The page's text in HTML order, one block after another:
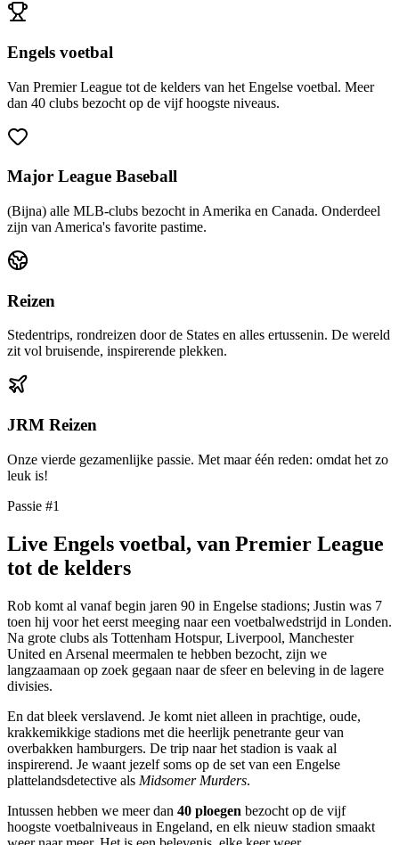
Engels voetbal
Van Premier League tot de kelders van het Engelse voetbal. Meer
dan 40 clubs bezocht op de vijf hoogste niveaus.
Major League Baseball
(Bijna) alle MLB-clubs bezocht in Amerika en Canada. Onderdeel
zijn van America's favorite pastime.
Reizen
Stedentrips, rondreizen door de States en alles ertussenin. De wereld
zit vol bruisende, inspirerende plekken.
JRM Reizen
Onze vierde gezamenlijke passie. Met maar één reden: omdat het zo
leuk is!
Passie #1
Live Engels voetbal, van Premier League
tot de kelders
Rob komt al vanaf begin jaren 90 in Engelse stadions; Justin was 7
toen hij voor het eerst meeging naar een voetbalwedstrijd in Londen.
Na grote clubs als Tottenham Hotspur, Liverpool, Manchester
United en Arsenal meermalen te hebben bezocht, zijn we
langzaamaan op zoek gegaan naar de sfeer en beleving in de lagere
divisies.
En dat bleek verslavend. Je komt niet alleen in prachtige, oude,
krakkemikkige stadions met die heerlijk penetrante geur van
overbakken hamburgers. De trip naar het stadion is vaak al
inspirerend. Je waant jezelf soms op de set van een Engelse
plattelandsdetective als Midsomer Murders.
Intussen hebben we meer dan 40 ploegen bezocht op de vijf
hoogste voetbalniveaus in Engeland, en elk nieuw stadion smaakt